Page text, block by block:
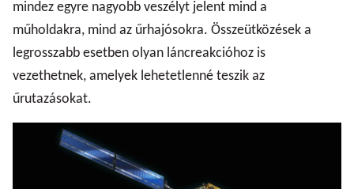
mindez egyre nagyobb veszélyt jelent mind a
műholdakra, mind az űrhajósokra. Összeütközések a
legrosszabb esetben olyan láncreakcióhoz is
vezethetnek, amelyek lehetetlenné teszik az
űrutazásokat.